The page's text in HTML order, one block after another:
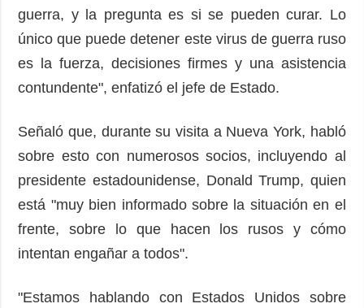
guerra, y la pregunta es si se pueden curar. Lo
único que puede detener este virus de guerra ruso
es la fuerza, decisiones firmes y una asistencia
contundente", enfatizó el jefe de Estado.
Señaló que, durante su visita a Nueva York, habló
sobre esto con numerosos socios, incluyendo al
presidente estadounidense, Donald Trump, quien
está "muy bien informado sobre la situación en el
frente, sobre lo que hacen los rusos y cómo
intentan engañar a todos".
"Estamos hablando con Estados Unidos sobre